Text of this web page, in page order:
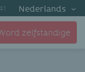
Nederlands
zelfstandige